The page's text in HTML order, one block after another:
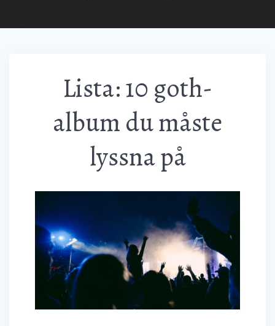
Lista: 10 goth-
album du måste
lyssna på